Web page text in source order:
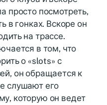
просто посмотреть,
в гонках. Вскоре он
на трассе.
в том, что
о «slots» с
он обращается к
слушают его
которую он ведет